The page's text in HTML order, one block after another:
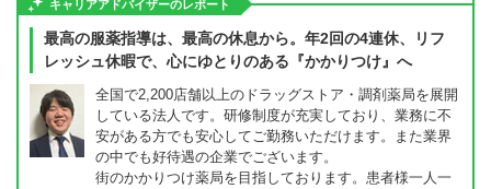
キャリアアドバイザーのレポート
最高の服薬指導は、最高の休息から。年2回の4連休、リフ
レッシュ休暇で、心にゆとりのある『かかりつけ』へ
全国で2,200店舗以上のドラッグストア・調剤薬局を展開
している法人です。研修制度が充実しており、業務に不
安がある方でも安心してご勤務いただけます。また業界
の中でも好待遇の企業でございます。
街のかかりつけ薬局を目指しております。患者様一人一